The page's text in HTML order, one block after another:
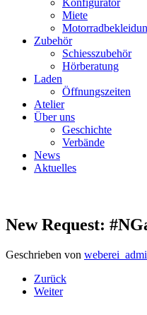
Konfigurator
Miete
Zubehör
Schiesszubehör
Hörberatung
Laden
Öffnungszeiten
Atelier
Über uns
Geschichte
Verbände
News
Aktuelles
New Request:
Geschrieben von
Zurück
Weiter